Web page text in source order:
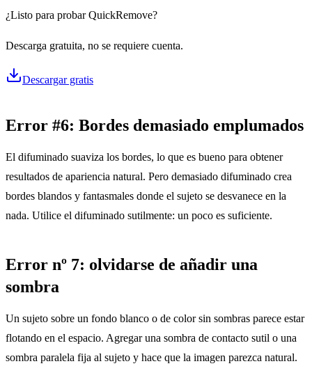
¿Listo para probar QuickRemove?
Descarga gratuita, no se requiere cuenta.
Descargar gratis
Error #6: Bordes demasiado emplumados
El difuminado suaviza los bordes, lo que es bueno para obtener
resultados de apariencia natural. Pero demasiado difuminado crea
bordes blandos y fantasmales donde el sujeto se desvanece en la
nada. Utilice el difuminado sutilmente: un poco es suficiente.
Error nº 7: olvidarse de añadir una
sombra
Un sujeto sobre un fondo blanco o de color sin sombras parece estar
flotando en el espacio. Agregar una sombra de contacto sutil o una
sombra paralela fija al sujeto y hace que la imagen parezca natural.